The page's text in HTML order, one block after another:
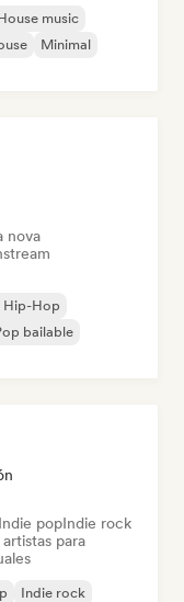
music
Minimal
nova
Hop
bailable
Indie popIndie rock
para
Indie rock